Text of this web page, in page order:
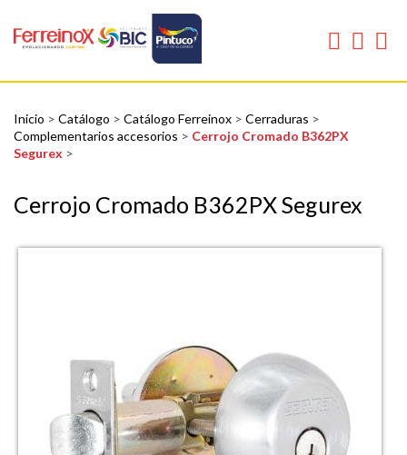
Inicio > Catálogo > Catálogo Ferreinox > Cerraduras >
Complementarios accesorios > Cerrojo Cromado B362PX
Segurex >
Cerrojo Cromado B362PX Segurex